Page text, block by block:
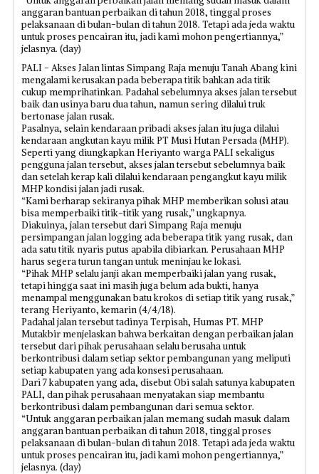
anggaran bantuan perbaikan di tahun 2018, tinggal proses
pelaksanaan di bulan-bulan di tahun 2018. Tetapi ada jeda waktu
untuk proses pencairan itu, jadi kami mohon pengertiannya,”
jelasnya. (day)
PALI - Akses Jalan lintas Simpang Raja menuju Tanah Abang kini
mengalami kerusakan pada beberapa titik bahkan ada titik
cukup memprihatinkan. Padahal sebelumnya akses jalan tersebut
baik dan usinya baru dua tahun, namun sering dilalui truk
bertonase jalan rusak.
Pasalnya, selain kendaraan pribadi akses jalan itu juga dilalui
kendaraan angkutan kayu milik PT Musi Hutan Persada (MHP).
Seperti yang diungkapkan Heriyanto warga PALI sekaligus
pengguna jalan tersebut, akses jalan tersebut sebelumnya baik
dan setelah kerap kali dilalui kendaraan pengangkut kayu milik
MHP kondisi jalan jadi rusak.
“Kami berharap sekiranya pihak MHP memberikan solusi atau
bisa memperbaiki titik-titik yang rusak,” ungkapnya.
Diakuinya, jalan tersebut dari Simpang Raja menuju
persimpangan jalan logging ada beberapa titik yang rusak, dan
ada satu titik nyaris putus apabila dibiarkan. Perusahaan MHP
harus segera turun tangan untuk meninjau ke lokasi.
“Pihak MHP selalu janji akan memperbaiki jalan yang rusak,
tetapi hingga saat ini masih juga belum ada bukti, hanya
menampal menggunakan batu krokos di setiap titik yang rusak,”
terang Heriyanto, kemarin (4/4/18).
Padahal jalan tersebut tadinya Terpisah, Humas PT. MHP
Mutakbir menjelaskan bahwa berkaitan dengan perbaikan jalan
tersebut dari pihak perusahaan selalu berusaha untuk
berkontribusi dalam setiap sektor pembangunan yang meliputi
setiap kabupaten yang ada konsesi perusahaan.
Dari 7 kabupaten yang ada, disebut Obi salah satunya kabupaten
PALI, dan pihak perusahaan menyatakan siap membantu
berkontribusi dalam pembangunan dari semua sektor.
“Untuk anggaran perbaikan jalan memang sudah masuk dalam
anggaran bantuan perbaikan di tahun 2018, tinggal proses
pelaksanaan di bulan-bulan di tahun 2018. Tetapi ada jeda waktu
untuk proses pencairan itu, jadi kami mohon pengertiannya,”
jelasnya. (day)